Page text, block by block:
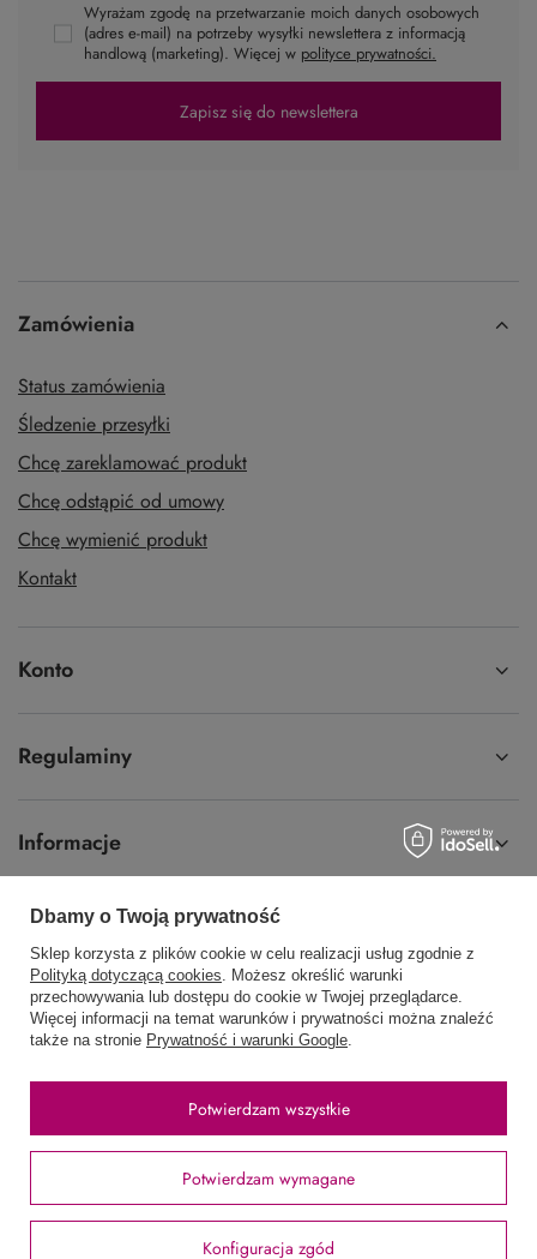
Wyrażam zgodę na przetwarzanie moich danych osobowych
(adres e-mail) na potrzeby wysyłki newslettera z informacją
handlową (marketing). Więcej w polityce prywatności.
Zapisz się do newslettera
Zamówienia
Status zamówienia
Śledzenie przesyłki
Chcę zareklamować produkt
Chcę odstąpić od umowy
Chcę wymienić produkt
Kontakt
Konto
Regulaminy
Informacje
58 762 91 40 Poniedziałek - Piątek / 8:00 - 15:30
sklep@hurtowniawera.pl Wera,Wodnika 50,80-299Gdańsk
Stawki VAT dla konsumentów z kraju:
Dbamy o Twoją prywatność
Sklep korzysta z plików cookie w celu realizacji usług zgodnie z
Polityką dotyczącą cookies. Możesz określić warunki
przechowywania lub dostępu do cookie w Twojej przeglądarce.
Więcej informacji na temat warunków i prywatności można znaleźć
także na stronie Prywatność i warunki Google.
Potwierdzam wymagane
Konfiguracja zgód
Potwierdzam wszystkie